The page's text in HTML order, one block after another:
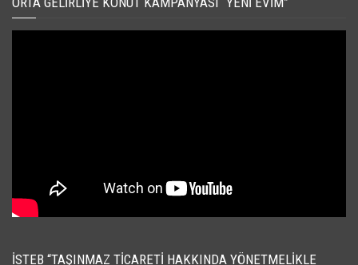
İSTEB “TAŞINMAZ TICARETI HAKKINDA YÖNETMELIKLE